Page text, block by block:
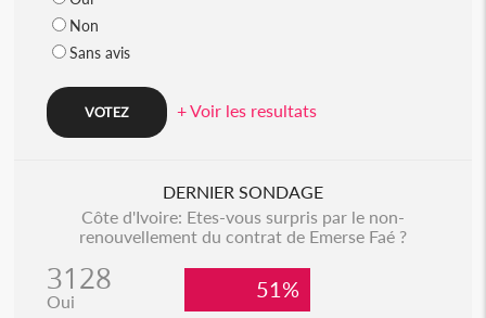
Non
Sans avis
+ Voir les resultats
DERNIER SONDAGE
Côte d'Ivoire: Etes-vous surpris par le non-
renouvellement du contrat de Emerse Faé ?
3128
Oui 51%